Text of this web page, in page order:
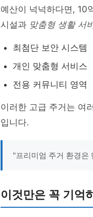
예산이 넉넉하다면, 10
시설과 맞춤형 생활 서
최첨단 보안 시스템
개인 맞춤형 서비스
전용 커뮤니티 영역
이러한 고급 주거는 여
입니다.
"프리미엄 주거 환경은
이것만은 꼭 기억